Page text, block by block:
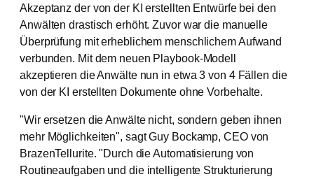
Akzeptanz der von der KI erstellten Entwürfe bei den
Anwälten drastisch erhöht. Zuvor war die manuelle
Überprüfung mit erheblichem menschlichem Aufwand
verbunden. Mit dem neuen Playbook-Modell
akzeptieren die Anwälte nun in etwa 3 von 4 Fällen die
von der KI erstellten Dokumente ohne Vorbehalte.
"Wir ersetzen die Anwälte nicht, sondern geben ihnen
mehr Möglichkeiten", sagt Guy Bockamp, CEO von
BrazenTellurite. "Durch die Automatisierung von
Routineaufgaben und die intelligente Strukturierung